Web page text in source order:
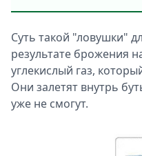
Суть такой "ловушки"
результате брожения
углекислый газ,
Они залетят внутрь
уже не смогут.